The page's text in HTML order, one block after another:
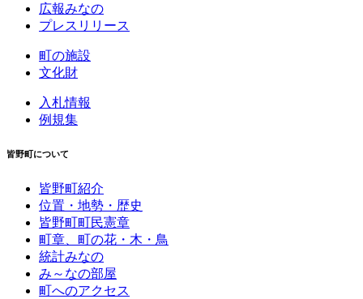
広報みなの
プレスリリース
町の施設
文化財
入札情報
例規集
皆野町について
皆野町紹介
位置・地勢・歴史
皆野町町民憲章
町章、町の花・木・鳥
統計みなの
み～なの部屋
町へのアクセス